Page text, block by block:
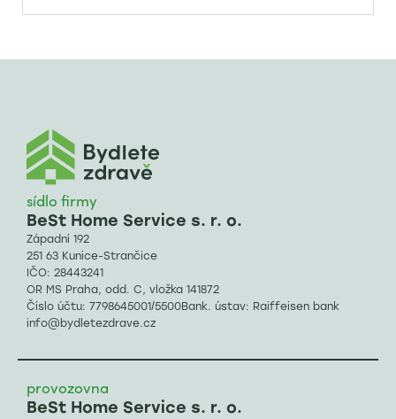
sídlo firmy
BeSt Home Service s. r. o.
Západní 192
251 63 Kunice-Strančice
IČO: 28443241
OR MS Praha, odd. C, vložka 141872
Číslo účtu: 7798645001/5500Bank. ústav: Raiffeisen bank
info@bydletezdrave.cz
provozovna
BeSt Home Service s. r. o.